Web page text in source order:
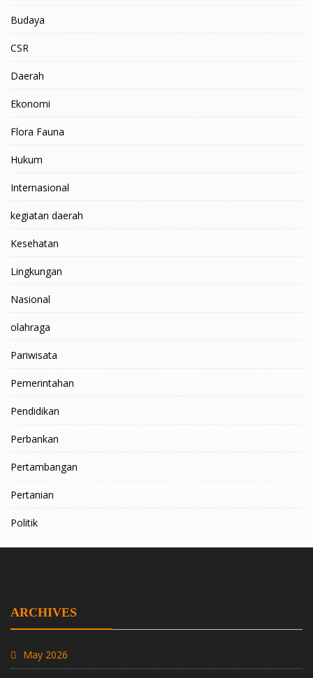
Budaya
CSR
Daerah
Ekonomi
Flora Fauna
Hukum
Internasional
kegiatan daerah
Kesehatan
Lingkungan
Nasional
olahraga
Pariwisata
Pemerintahan
Pendidikan
Perbankan
Pertambangan
Pertanian
Politik
ARCHIVES
May 2026